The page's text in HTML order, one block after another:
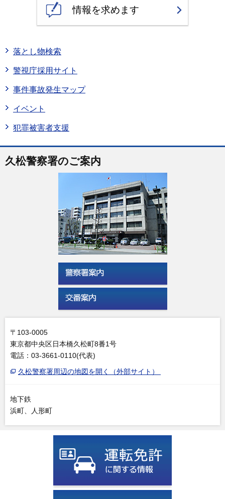
情報を求めます
落とし物検索
警視庁採用サイト
事件事故発生マップ
イベント
犯罪被害者支援
久松警察署のご案内
〒103-0005
東京都中央区日本橋久松町8番1号
電話：03-3661-0110(代表)
久松警察署周辺の地図を開く（外部サイト）
地下鉄
浜町、人形町